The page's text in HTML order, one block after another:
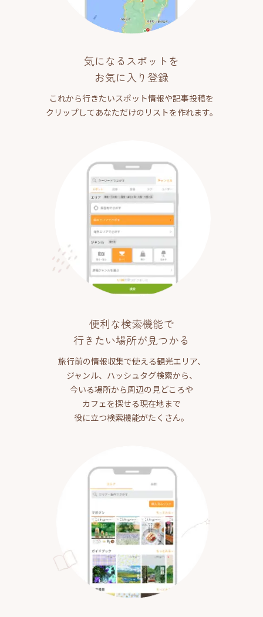
気になるスポットを
お気に入り登録
これから行きたいスポット情報や記事投稿を
クリップしてあなただけのリストを作れます。
便利な検索機能で
行きたい場所が見つかる
旅行前の情報収集で使える観光エリア、
ジャンル、ハッシュタグ検索から、
今いる場所から周辺の見どころや
カフェを探せる現在地まで
役に立つ検索機能がたくさん。